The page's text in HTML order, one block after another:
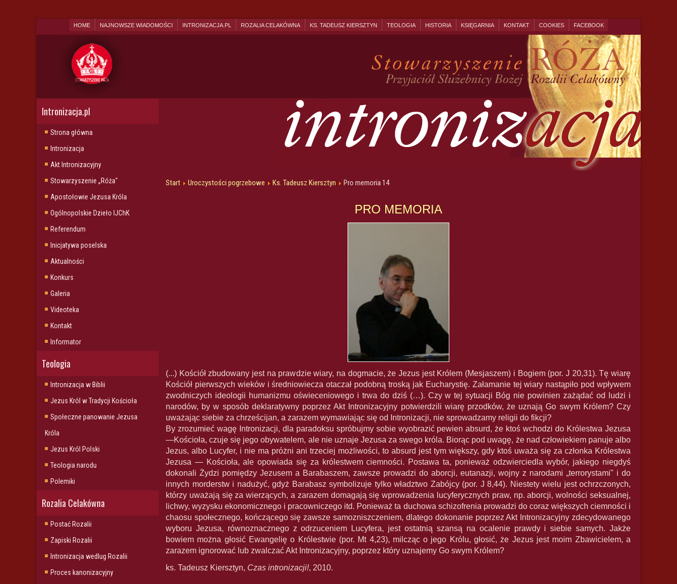
HOME NAJNOWSZE WIADOMOŚCI INTRONIZACJA.PL ROZALIA CELAKÓWNA KS. TADEUSZ KIERSZTYN TEOLOGIA HISTORIA KSIĘGARNIA KONTAKT COOKIES FACEBOOK
Intronizacja.pl
Strona główna
Intronizacja
Akt Intronizacyjny
Stowarzyszenie „Róża"
Apostołowie Jezusa Króla
Ogólnopolskie Dzieło IJChK
Referendum
Inicjatywa poselska
Aktualności
Konkurs
Galeria
Videoteka
Kontakt
Informator
Teologia
Intronizacja w Biblii
Jezus Król w Tradycji Kościoła
Społeczne panowanie Jezusa
Króla
Jezus Król Polski
Teologia narodu
Polemiki
Rozalia Celakówna
Postać Rozalii
Zapiski Rozalii
Intronizacja wedlug Rozalii
Proces kanonizacyjny
Start Uroczystości pogrzebowe Ks. Tadeusz Kiersztyn Pro memoria 14
PRO MEMORIA
(...) Kościół zbudowany jest na prawdzie wiary, na dogmacie, że Jezus jest Królem (Mesjaszem) i Bogiem (por. J 20,31). Tę wiarę
Kościół pierwszych wieków i średniowiecza otaczał podobną troską jak Eucharystię. Załamanie tej wiary nastąpiło pod wpływem
zwodniczych ideologii humanizmu oświeceniowego i trwa do dziś (…). Czy w tej sytuacji Bóg nie powinien zażądać od ludzi i
narodów, by w sposób deklaratywny poprzez Akt Intronizacyjny potwierdzili wiarę przodków, że uznają Go swym Królem? Czy
uważając siebie za chrześcijan, a zarazem wymawiając się od Intronizacji, nie sprowadzamy religii do fikcji?
By zrozumieć wagę Intronizacji, dla paradoksu spróbujmy sobie wyobrazić pewien absurd, że ktoś wchodzi do Królestwa Jezusa
—Kościoła, czuje się jego obywatelem, ale nie uznaje Jezusa za swego króla. Biorąc pod uwagę, że nad człowiekiem panuje albo
Jezus, albo Lucyfer, i nie ma próżni ani trzeciej możliwości, to absurd jest tym większy, gdy ktoś uważa się za członka Królestwa
Jezusa — Kościoła, ale opowiada się za królestwem ciemności. Postawa ta, ponieważ odzwierciedla wybór, jakiego niegdyś
dokonali Żydzi pomiędzy Jezusem a Barabaszem, zawsze prowadzi do aborcji, eutanazji, wojny z narodami „terrorystami" i do
innych morderstw i nadużyć, gdyż Barabasz symbolizuje tylko władztwo Zabójcy (por. J 8,44). Niestety wielu jest ochrzczonych,
którzy uważają się za wierzących, a zarazem domagają się wprowadzenia lucyferycznych praw, np. aborcji, wolności seksualnej,
lichwy, wyzysku ekonomicznego i pracowniczego itd. Ponieważ ta duchowa schizofrenia prowadzi do coraz większych ciemności i
chaosu społecznego, kończącego się zawsze samozniszczeniem, dlatego dokonanie poprzez Akt Intronizacyjny zdecydowanego
wyboru Jezusa, równoznacznego z odrzuceniem Lucyfera, jest ostatnią szansą na ocalenie prawdy i siebie samych. Jakże
bowiem można głosić Ewangelię o Królestwie (por. Mt 4,23), milcząc o jego Królu, głosić, że Jezus jest moim Zbawicielem, a
zarazem ignorować lub zwalczać Akt Intronizacyjny, poprzez który uznajemy Go swym Królem?
ks. Tadeusz Kiersztyn, Czas intronizacji!, 2010.